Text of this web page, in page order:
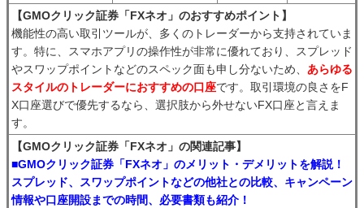
【GMOクリック証券「FXネオ」のおすすめポイント】
機能性の高い取引ツールが、多くのトレーダーから支持されていま
す。特に、スマホアプリの操作性が非常に優れており、スプレッド
やスワップポイントなどのスペック面も申し分ないため、 あらゆる
スタイルのトレーダーにおすすめの口座です。取引環境の良さをF
X口座選びで優先するなら、選択肢から外せないFX口座と言えま
す。
【GMOクリック証券「FXネオ」の関連記事】
■GMOクリック証券「FXネオ」のメリット・デメリットを解説！
スプレッド、スワップポイントなどの他社との比較、キャンペーン
情報や口座開設までの時間、必要書類も紹介！